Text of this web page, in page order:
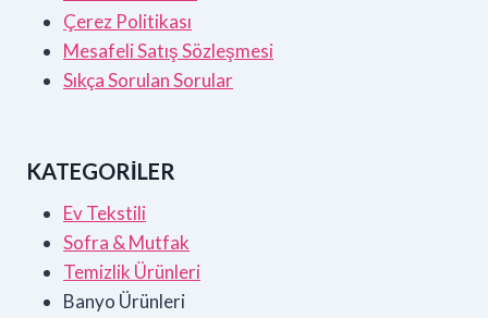
Çerez Politikası
Mesafeli Satış Sözleşmesi
Sıkça Sorulan Sorular
KATEGORİLER
Ev Tekstili
Sofra & Mutfak
Temizlik Ürünleri
Banyo Ürünleri